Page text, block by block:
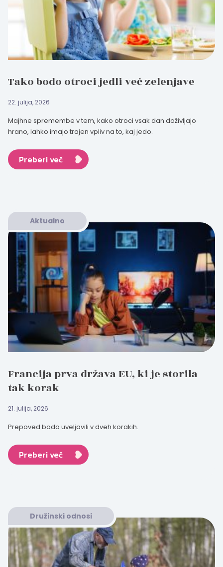
Tako bodo otroci jedli več zelenjave
22. julija, 2026
Majhne spremembe v tem, kako otroci vsak dan doživljajo
hrano, lahko imajo trajen vpliv na to, kaj jedo.
Preberi več
Aktualno
Francija prva država EU, ki je storila
tak korak
21. julija, 2026
Prepoved bodo uveljavili v dveh korakih.
Preberi več
Družinski odnosi